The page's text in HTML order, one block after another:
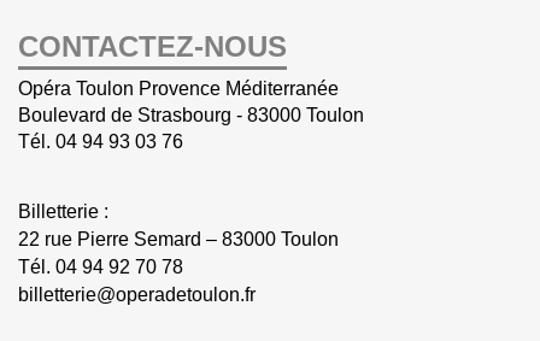
CONTACTEZ-NOUS
Opéra Toulon Provence Méditerranée
Boulevard de Strasbourg - 83000 Toulon
Tél. 04 94 93 03 76
Billetterie :
22 rue Pierre Semard – 83000 Toulon
Tél. 04 94 92 70 78
billetterie@operadetoulon.fr